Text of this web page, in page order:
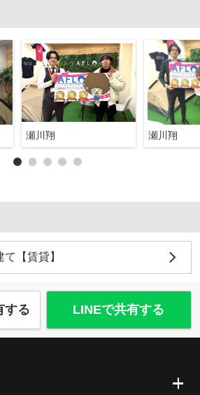
瀬川翔 瀬川翔
て【賃貸】
する LINEで共有する